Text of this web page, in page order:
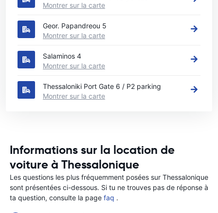
Montrer sur la carte
Geor. Papandreou 5
Montrer sur la carte
Salaminos 4
Montrer sur la carte
Thessaloniki Port Gate 6 / P2 parking
Montrer sur la carte
Informations sur la location de
voiture à Thessalonique
Les questions les plus fréquemment posées sur Thessalonique
sont présentées ci-dessous. Si tu ne trouves pas de réponse à
ta question, consulte la page faq .